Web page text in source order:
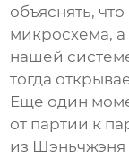
объяснять,
микросхема,
нашей
тогда
Еще один
от партии к
из Шэньчжэня